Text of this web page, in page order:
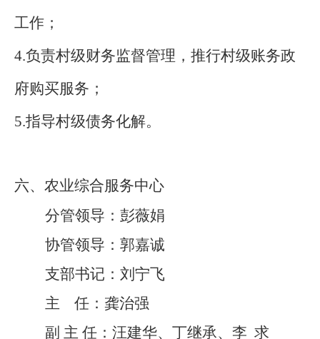
工作；
4.负责村级财务监督管理，推行村级账务政
府购买服务；
5.指导村级债务化解。
六、农业综合服务中心
分管领导： 彭薇娟
协管领导：郭嘉诚
支部书记 ： 刘宁飞
主
任： 龚治强
副 主 任： 汪建华、丁继承、李 求